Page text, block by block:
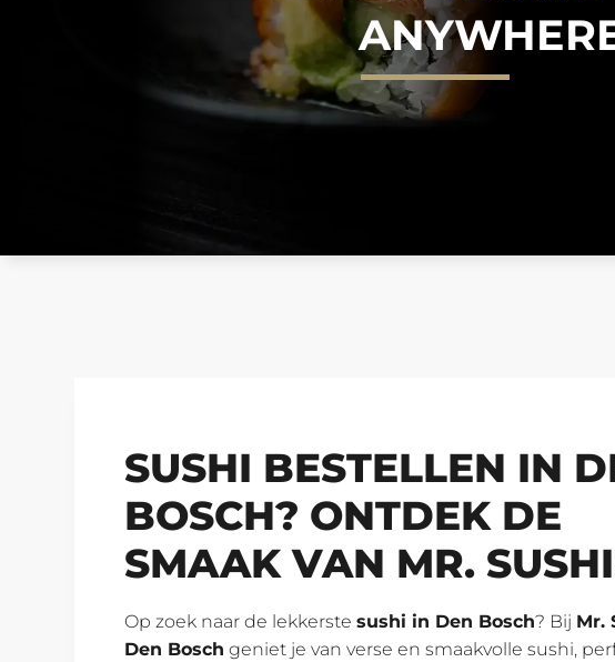
SUSHI BESTELLEN IN
BOSCH? ONTDEK DE
SMAAK VAN MR.
Op zoek naar de lekkerstesushi in Den Bosch? Bij Mr.
Den Bosch geniet je van verse en smaakvolle sushi,